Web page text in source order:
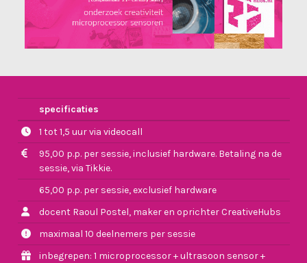
specificaties
1 tot 1,5 uur via videocall
95,00 p.p. per sessie, inclusief hardware. Betaling na de
sessie, via Tikkie.
65,00 p.p. per sessie, exclusief hardware
docent Raoul Postel, maker en oprichter CreativeHubs
maximaal 10 deelnemers per sessie
inbegrepen: 1 microprocessor + ultrasoon sensor +